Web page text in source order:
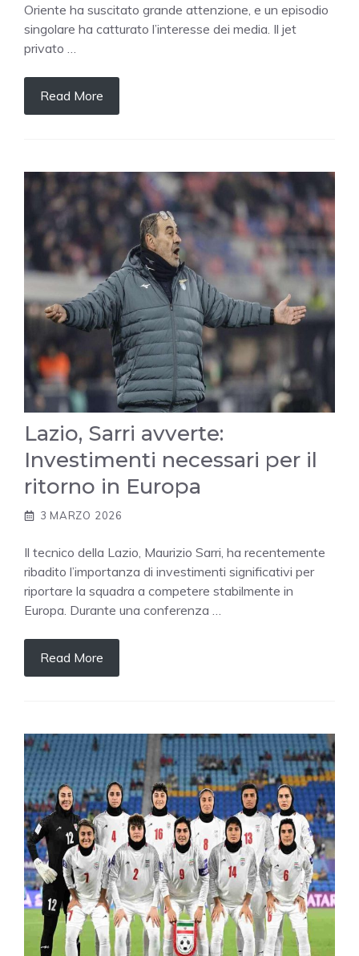
Oriente ha suscitato grande attenzione, e un episodio
singolare ha catturato l’interesse dei media. Il jet
privato …
Read More
Lazio, Sarri avverte:
Investimenti necessari per il
ritorno in Europa
3 MARZO 2026
Il tecnico della Lazio, Maurizio Sarri, ha recentemente
ribadito l’importanza di investimenti significativi per
riportare la squadra a competere stabilmente in
Europa. Durante una conferenza …
Read More